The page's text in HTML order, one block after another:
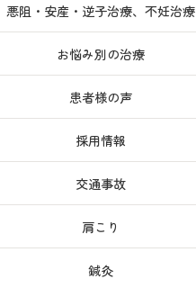
悪阻・安産・逆子治療、不妊治療
お悩み別の治療
患者様の声
採用情報
交通事故
肩こり
鍼灸